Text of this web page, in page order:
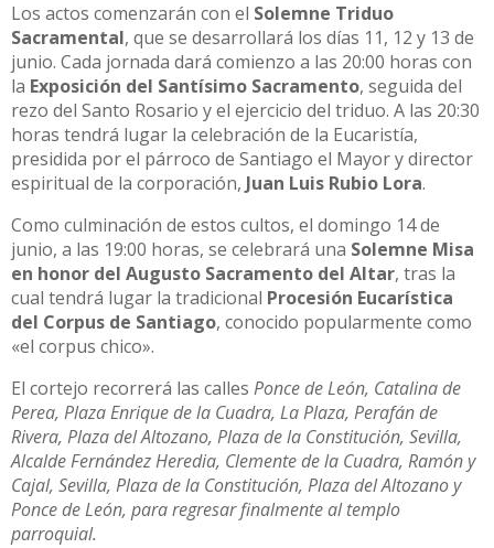
Los actos comenzarán con el Solemne Triduo
Sacramental, que se desarrollará los días 11, 12 y 13 de
junio. Cada jornada dará comienzo a las 20:00 horas con
la Exposición del Santísimo Sacramento, seguida del
rezo del Santo Rosario y el ejercicio del triduo. A las 20:30
horas tendrá lugar la celebración de la Eucaristía,
presidida por el párroco de Santiago el Mayor y director
espiritual de la corporación, Juan Luis Rubio Lora.
Como culminación de estos cultos, el domingo 14 de
junio, a las 19:00 horas, se celebrará una Solemne Misa
en honor del Augusto Sacramento del Altar, tras la
cual tendrá lugar la tradicional Procesión Eucarística
del Corpus de Santiago, conocido popularmente como
«el corpus chico».
El cortejo recorrerá las calles Ponce de León, Catalina de
Perea, Plaza Enrique de la Cuadra, La Plaza, Perafán de
Rivera, Plaza del Altozano, Plaza de la Constitución, Sevilla,
Alcalde Fernández Heredia, Clemente de la Cuadra, Ramón y
Cajal, Sevilla, Plaza de la Constitución, Plaza del Altozano y
Ponce de León, para regresar finalmente al templo
parroquial.